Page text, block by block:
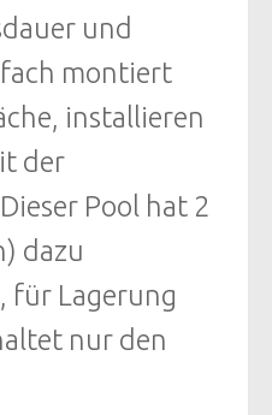
und
montiert
installieren
der
Pool hat 2
dazu
für Lagerung
nur den